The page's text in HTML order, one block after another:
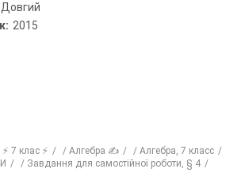
2015
⚡ 7 клас ⚡ Алгебра ✍
Алгебра, 7 класс
Завдання для самостійної роботи, § 4